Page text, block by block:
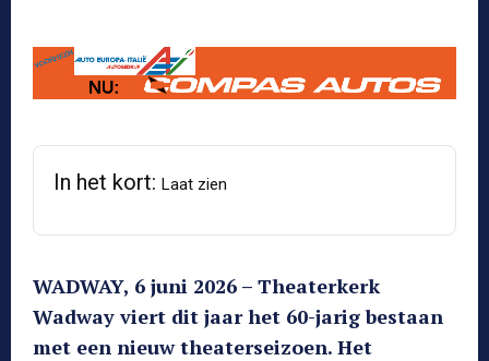
In het kort: Laat zien
WADWAY, 6 juni 2026 – Theaterkerk
Wadway viert dit jaar het 60-jarig bestaan
met een nieuw theaterseizoen. Het